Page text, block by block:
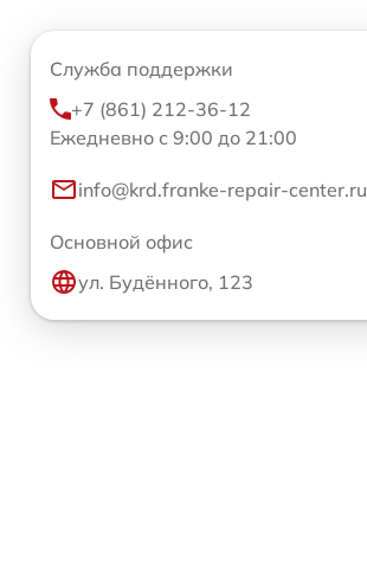
Служба поддержки
+7 (861) 212-36-12
Ежедневно с 9:00 до 21:00
info@krd.franke-repair-center.ru
Основной офис
ул. Будённого, 123